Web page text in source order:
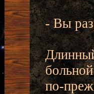
- Вы
по-